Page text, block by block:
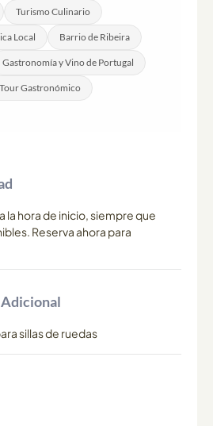
Turismo Culinario
Local Barrio de Ribeira
Gastronomía y Vino de Portugal
Tour Gastronómico
la hora de inicio, siempre que
Reserva ahora para
sillas de ruedas